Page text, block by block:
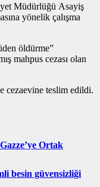
Müdürlüğü Asayiş
yönelik çalışma
öldürme”
mahpus cezası olan
cezaevine teslim edildi.
Ortak
besin güvensizliği